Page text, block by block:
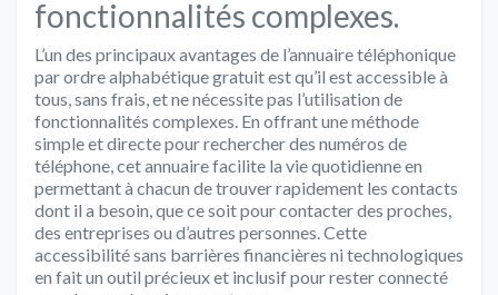
fonctionnalités complexes.
L’un des principaux avantages de l’annuaire téléphonique
par ordre alphabétique gratuit est qu’il est accessible à
tous, sans frais, et ne nécessite pas l’utilisation de
fonctionnalités complexes. En offrant une méthode
simple et directe pour rechercher des numéros de
téléphone, cet annuaire facilite la vie quotidienne en
permettant à chacun de trouver rapidement les contacts
dont il a besoin, que ce soit pour contacter des proches,
des entreprises ou d’autres personnes. Cette
accessibilité sans barrières financières ni technologiques
en fait un outil précieux et inclusif pour rester connecté